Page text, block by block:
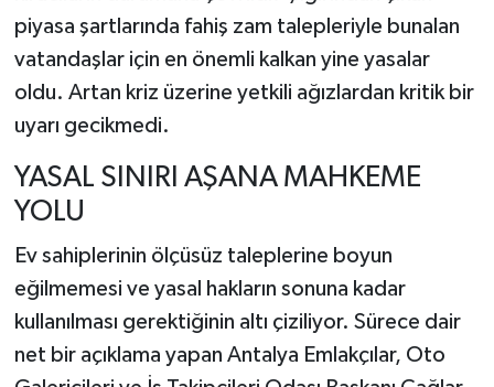
piyasa şartlarında fahiş zam talepleriyle bunalan
vatandaşlar için en önemli kalkan yine yasalar
oldu. Artan kriz üzerine yetkili ağızlardan kritik bir
uyarı gecikmedi.
YASAL SINIRI AŞANA MAHKEME
YOLU
Ev sahiplerinin ölçüsüz taleplerine boyun
eğilmemesi ve yasal hakların sonuna kadar
kullanılması gerektiğinin altı çiziliyor. Sürece dair
net bir açıklama yapan Antalya Emlakçılar, Oto